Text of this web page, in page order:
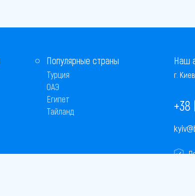
Популярные страны
Турция
ОАЭ
Египет
Тайланд
Наш
г.